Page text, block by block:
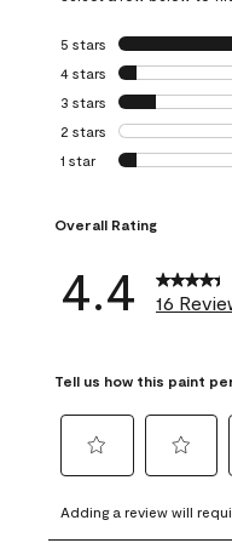
5 stars stars
4 stars stars
3 stars stars
2 stars stars
1 star stars
Overall Rating
4.4 16
Tell us how this paint
to
rate
to
rate
Adding a review will